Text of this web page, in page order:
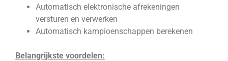
Automatisch elektronische afrekeningen
versturen en verwerken
Automatisch kampioenschappen berekenen
Belangrijkste voordelen: